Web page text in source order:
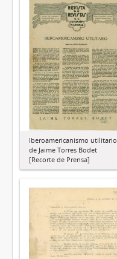
Iberoamericanismo utilitario
de Jaime Torres Bodet
[Recorte de Prensa]